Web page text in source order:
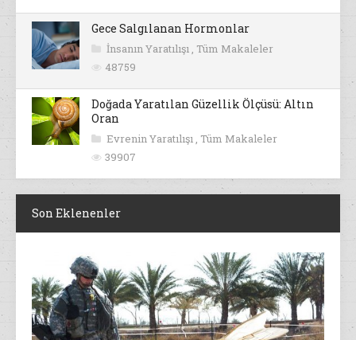
Gece Salgılanan Hormonlar
İnsanın Yaratılışı , Tüm Makaleler
48759
Doğada Yaratılan Güzellik Ölçüsü: Altın
Oran
Evrenin Yaratılışı , Tüm Makaleler
39907
Son Eklenenler